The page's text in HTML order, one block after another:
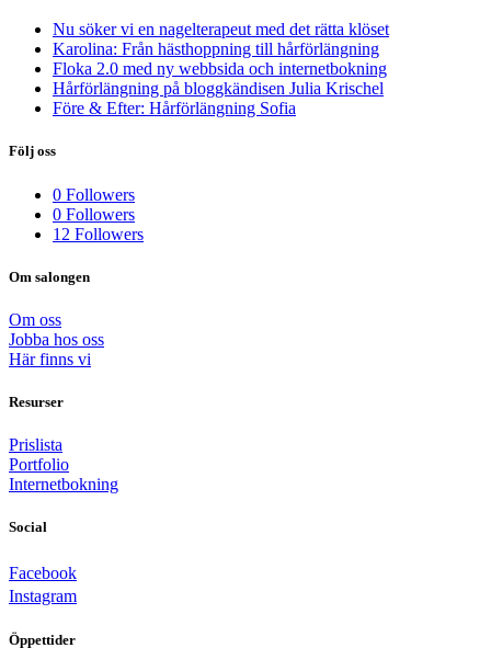
Nu söker vi en nagelterapeut med det rätta klöset
Karolina: Från hästhoppning till hårförlängning
Floka 2.0 med ny webbsida och internetbokning
Hårförlängning på bloggkändisen Julia Krischel
Före & Efter: Hårförlängning Sofia
Följ oss
0 Followers
0 Followers
12 Followers
Om salongen
Om oss
Jobba hos oss
Här finns vi
Resurser
Prislista
Portfolio
Internetbokning
Social
Facebook
Instagram
Öppettider